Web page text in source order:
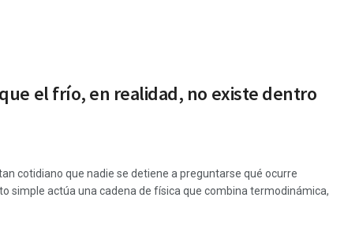
el frío, en realidad, no existe dentro
cotidiano que nadie se detiene a preguntarse qué ocurre
simple actúa una cadena de física que combina termodinámica,